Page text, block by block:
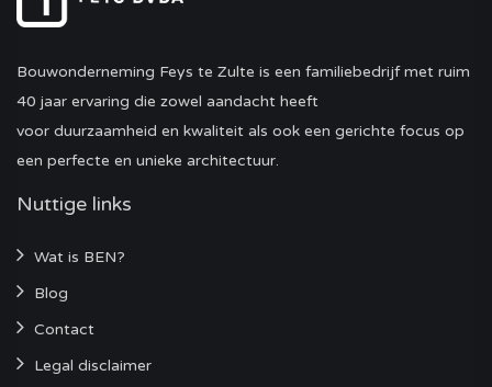
Bouwonderneming Feys te Zulte is een familiebedrijf met ruim
40 jaar ervaring die zowel aandacht heeft
voor duurzaamheid en kwaliteit als ook een gerichte focus op
een perfecte en unieke architectuur.
Nuttige links
Wat is BEN?
Blog
Contact
Legal disclaimer